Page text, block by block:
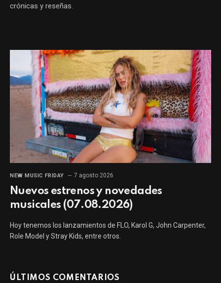
crónicas y reseñas.
NEW MUSIC FRIDAY 7 agosto 2026
Nuevos estrenos y novedades
musicales (07.08.2026)
Hoy tenemos los lanzamientos de FLO, Karol G, John Carpenter,
Role Model y Stray Kids, entre otros.
ÚLTIMOS COMENTARIOS